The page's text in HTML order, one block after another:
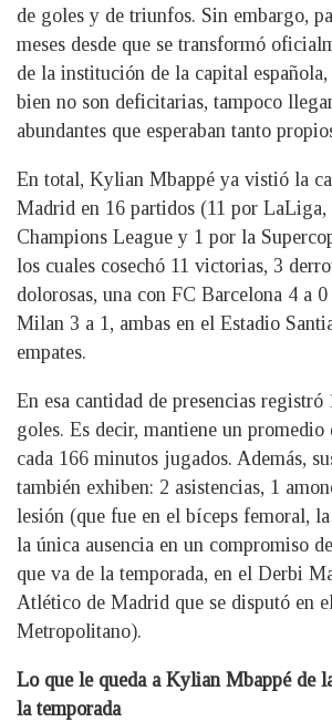
de goles y de triunfos. Sin embargo,
meses desde que se transformó
de la institución de la capital española,
bien no son deficitarias, tampoco
abundantes que esperaban tanto
En total, Kylian Mbappé ya vistió la
Madrid en 16 partidos (11 por
Champions League y 1 por la
los cuales cosechó 11 victorias, 3
dolorosas, una con FC Barcelona 4 a
Milan 3 a 1, ambas en el Estadio
empates.
En esa cantidad de presencias
goles. Es decir, mantiene un
cada 166 minutos jugados. Además,
también exhiben: 2 asistencias, 1
lesión (que fue en el bíceps femoral,
la única ausencia en un compromiso
que va de la temporada, en el Derbi
Atlético de Madrid que se disputó en
Metropolitano).
Lo que le queda a Kylian Mbappé de
la temporada